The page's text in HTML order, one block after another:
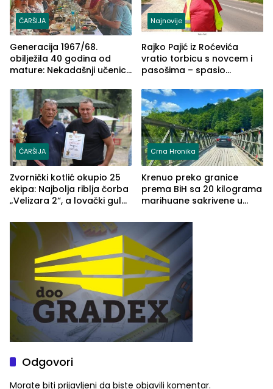
ČARŠIJA
Generacija 1967/68.
obilježila 40 godina od
mature: Nekadašnji učenici
(FOTO)
Najnovije
Rajko Pajić iz Roćevića
vratio torbicu s novcem i
pasošima – spasio
Grčkoj
ČARŠIJA
Zvornički kotlić okupio 25
ekipa: Najbolja riblja čorba
„Velizara 2“, a lovački gulaš
Crna Hronika
Krenuo preko granice
prema BiH sa 20 kilograma
marihuane sakrivene u
Odgovori
Morate biti prijavljeni da biste objavili komentar.